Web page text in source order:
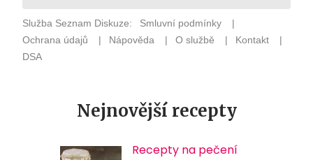
Nejnovější recepty
Recepty na pečení